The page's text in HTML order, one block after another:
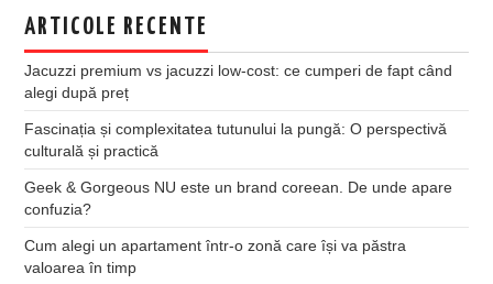
ARTICOLE RECENTE
Jacuzzi premium vs jacuzzi low-cost: ce cumperi de fapt când
alegi după preț
Fascinația și complexitatea tutunului la pungă: O perspectivă
culturală și practică
Geek & Gorgeous NU este un brand coreean. De unde apare
confuzia?
Cum alegi un apartament într-o zonă care își va păstra
valoarea în timp